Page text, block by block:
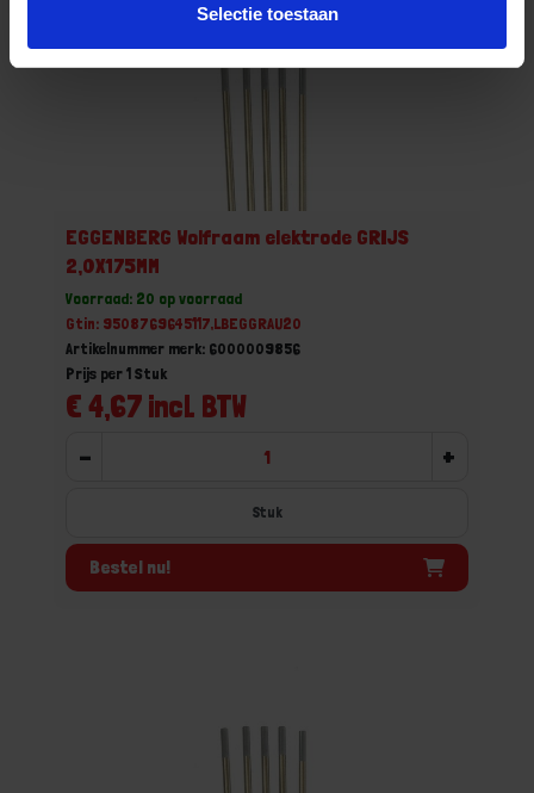
Selectie toestaan
EGGENBERG Wolfraam elektrode GRIJS
2,0X175MM
Voorraad: 20 op voorraad
Gtin: 9508769645117,LBEGGRAU20
Artikelnummer merk: 6000009856
€ 4,67 incl. BTW
Prijs per 1 Stuk
- +
Stuk
Bestel nu!